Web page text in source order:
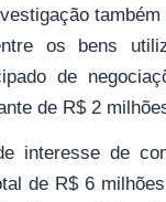
os bens
de
de R$ 2
interesse de
de R$ 6